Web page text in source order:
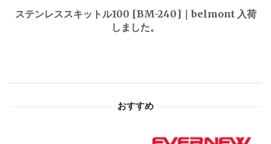
ゲ
ステンレススキットル100 [BM-240]｜belmont 入荷
しました。
おすすめ